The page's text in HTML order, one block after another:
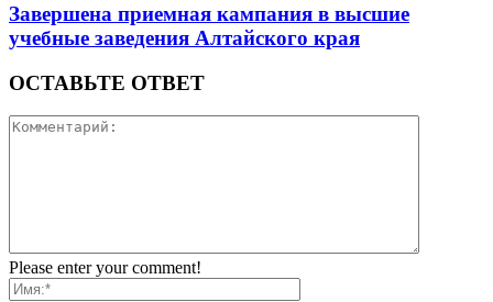
Завершена приемная кампания в высшие
учебные заведения Алтайского края
ОСТАВЬТЕ ОТВЕТ
Please enter your comment!